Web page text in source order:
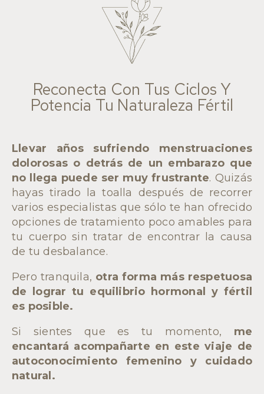
Reconecta Con Tus Ciclos Y
Potencia Tu Naturaleza Fértil
Llevar años sufriendo menstruaciones
dolorosas o detrás de un embarazo que
no llega puede ser muy frustrante. Quizás
hayas tirado la toalla después de recorrer
varios especialistas que sólo te han ofrecido
opciones de tratamiento poco amables para
tu cuerpo sin tratar de encontrar la causa
de tu desbalance.
Pero tranquila, otra forma más respetuosa
de lograr tu equilibrio hormonal y fértil
es posible.
Si sientes que es tu momento, me
encantará acompañarte en este viaje de
autoconocimiento femenino y cuidado
natural.